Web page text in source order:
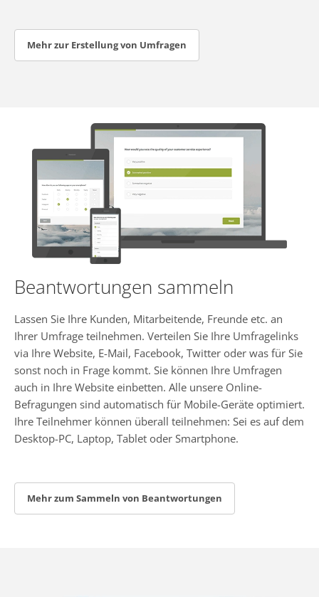
Mehr zur Erstellung von Umfragen
Beantwortungen sammeln
Lassen Sie Ihre Kunden, Mitarbeitende, Freunde etc. an
Ihrer Umfrage teilnehmen. Verteilen Sie Ihre Umfragelinks
via Ihre Website, E-Mail, Facebook, Twitter oder was für Sie
sonst noch in Frage kommt. Sie können Ihre Umfragen
auch in Ihre Website einbetten. Alle unsere Online-
Befragungen sind automatisch für Mobile-Geräte optimiert.
Ihre Teilnehmer können überall teilnehmen: Sei es auf dem
Desktop-PC, Laptop, Tablet oder Smartphone.
Mehr zum Sammeln von Beantwortungen